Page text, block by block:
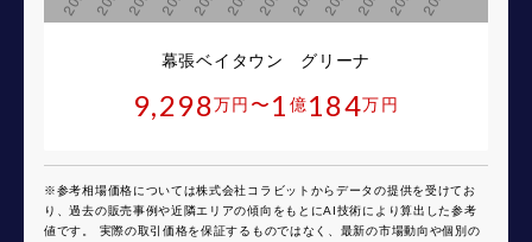
幕張ベイタウン グリーナ
9,298万円 〜 1 億184万円
※参考相場価格については株式会社コラビットからデータの提供を受けてお
り、過去の販売事例や近隣エリアの傾向をもとにAI技術により算出した参考
値です。 実際の取引価格を保証するものではなく、最新の市場動向や個別の